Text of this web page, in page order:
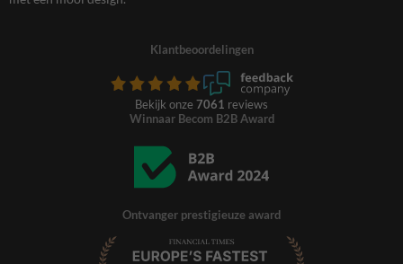
Klantbeoordelingen
Bekijk onze 7061 reviews
Winnaar Becom B2B Award
Ontvanger prestigieuze award